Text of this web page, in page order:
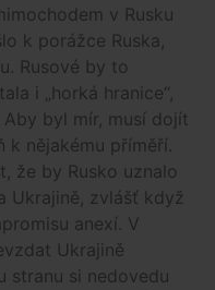
v Rusku
k porážce Ruska,
Rusové by to
i „horká hranice“,
byl mír, musí dojít
k nějakému příměří.
že by Rusko uznalo
Ukrajině, zvlášť když
anexí. V
Ukrajině
stranu si nedovedu